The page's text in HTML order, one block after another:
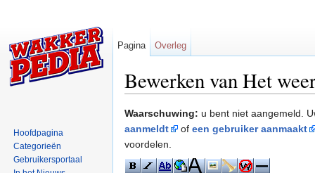
Bewerken van Het
Waarschuwing: u bent niet aangemeld.
aanmeldt
of een gebruiker aanmaakt
voordelen.
Pagina Overleg
Hoofdpagina
Categorieën
Gebruikersportaal